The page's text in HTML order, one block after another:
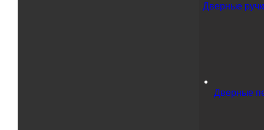
Дверные
Дверные